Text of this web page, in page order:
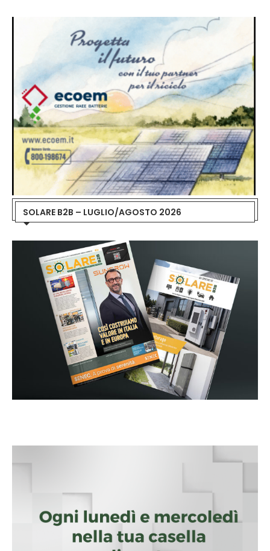
SOLARE B2B – LUGLIO/AGOSTO 2026